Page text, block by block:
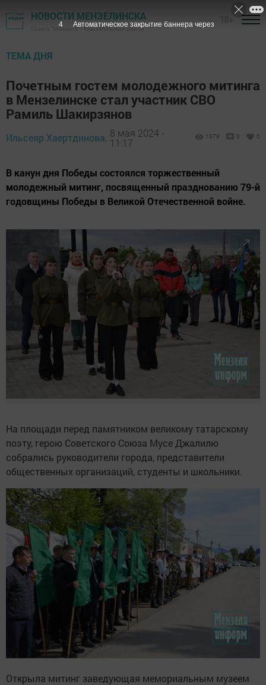
НОВОСТИ МЕНЗЕЛИНСКА
Газета "Мензеля" - Мензелинский район
ТЕМА ДНЯ
Почетным гостем молодежного митинга
в Мензелинске стал участник СВО
Рамиль Шакирзянов
Ильсеяр Хаертдинова, 8 мая 2024 -
11:17
1379 0 0
В канун дня Победы состоялся торжественный
молодежный митинг, посвященный празднованию 79-й
годовщины Победы в Великой Отечественной войне.
На площади перед памятником великому татарскому
поэту, герою Советского Союза Мусе Джалилю
собрались руководители города, представители
общественных организаций, студенты и школьники.
Открыла митинг заведующая мемориальным музеем
2 Автоматическое закрытие баннера через